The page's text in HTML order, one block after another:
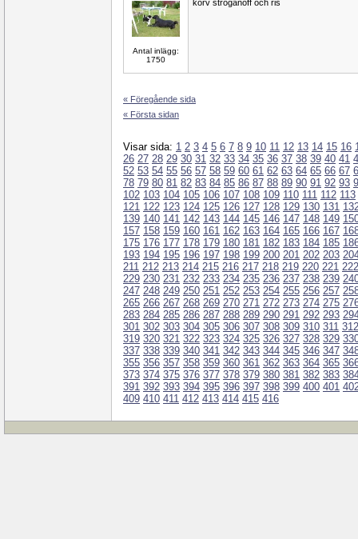
Antal inlägg:
1750
korv stroganoff och ris
« Föregående sida
« Första sidan
Visar sida: 1 2 3 4 5 6 7 8 9 10 11 12 13 14 15 16
26 27 28 29 30 31 32 33 34 35 36 37 38 39 40 41
52 53 54 55 56 57 58 59 60 61 62 63 64 65 66 67
78 79 80 81 82 83 84 85 86 87 88 89 90 91 92 93
102 103 104 105 106 107 108 109 110 111 112 113
121 122 123 124 125 126 127 128 129 130 131
139 140 141 142 143 144 145 146 147 148 149
157 158 159 160 161 162 163 164 165 166 167
175 176 177 178 179 180 181 182 183 184 185
193 194 195 196 197 198 199 200 201 202 203
211 212 213 214 215 216 217 218 219 220 221 222
229 230 231 232 233 234 235 236 237 238 239
247 248 249 250 251 252 253 254 255 256 257
265 266 267 268 269 270 271 272 273 274 275
283 284 285 286 287 288 289 290 291 292 293
301 302 303 304 305 306 307 308 309 310 311 312
319 320 321 322 323 324 325 326 327 328 329
337 338 339 340 341 342 343 344 345 346 347
355 356 357 358 359 360 361 362 363 364 365
373 374 375 376 377 378 379 380 381 382 383
391 392 393 394 395 396 397 398 399 400 401
409 410 411 412 413 414 415 416